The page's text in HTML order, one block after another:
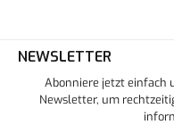
NEWSLETTER
Abonniere jetzt einfach
Newsletter, um